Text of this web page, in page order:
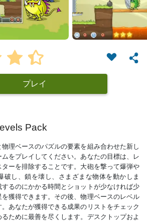
プレイ
Pack
理ベースのパズルの要素を組み合わせた新し
をプレイしてください。あなたの目標は、レ
ーを排除することです。大砲を撃って爆弾や
破し、鎖を壊し、さまざまな物体を動かしま
るのにかかる時間とショットが少なければ少
獲得できます。その後、物理ベースのレベル
あなたが獲得できる成果のリストをチェック
ために最善を尽くします。デスクトップおよ